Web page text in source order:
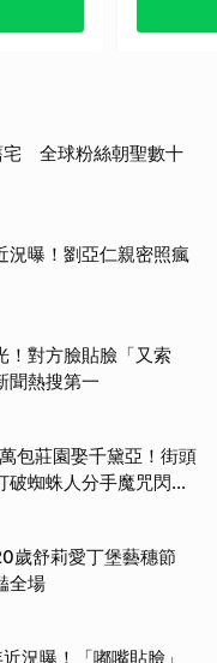
宅 全球粉絲朝聖數十
況曝！劉亞仁親密照瘋
！對方臉貼臉「又索
熱搜第一
包莊園娶千黛亞！街頭
蜘蛛人分手魔咒閃爆
舒莉愛丁堡藝穗節
全場
況曝！「嘟嘴貼臉」